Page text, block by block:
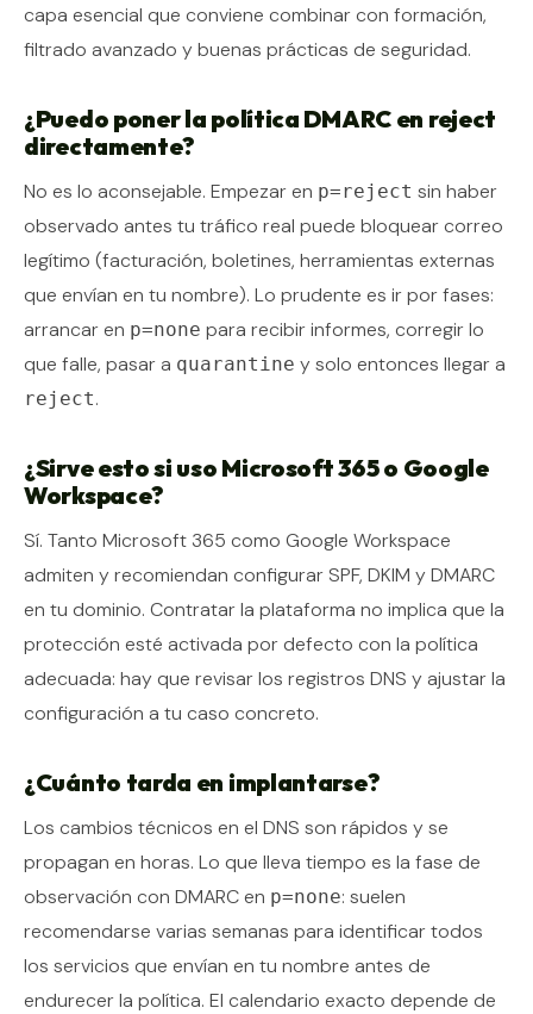
capa esencial que conviene combinar con formación,
filtrado avanzado y buenas prácticas de seguridad.
¿Puedo poner la política DMARC en reject
directamente?
No es lo aconsejable. Empezar en p=reject sin haber
observado antes tu tráfico real puede bloquear correo
legítimo (facturación, boletines, herramientas externas
que envían en tu nombre). Lo prudente es ir por fases:
arrancar en p=none para recibir informes, corregir lo
que falle, pasar a quarantine y solo entonces llegar a
reject.
¿Sirve esto si uso Microsoft 365 o Google
Workspace?
Sí. Tanto Microsoft 365 como Google Workspace
admiten y recomiendan configurar SPF, DKIM y DMARC
en tu dominio. Contratar la plataforma no implica que la
protección esté activada por defecto con la política
adecuada: hay que revisar los registros DNS y ajustar la
configuración a tu caso concreto.
¿Cuánto tarda en implantarse?
Los cambios técnicos en el DNS son rápidos y se
propagan en horas. Lo que lleva tiempo es la fase de
observación con DMARC en p=none: suelen
recomendarse varias semanas para identificar todos
los servicios que envían en tu nombre antes de
endurecer la política. El calendario exacto depende de